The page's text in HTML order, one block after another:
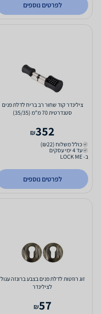
לפרטים נוספים
צילינדר קוד שחור רב בריח לדלת פנים
סטנדרטית 70 מ"מ (35/35)
352
₪
כולל משלוח (₪22)
עד 4 ימי עסקים
ב- LOCK ME
לפרטים נוספים
זוג רוזטות לדלת פנים בצבע ברונזה עגול
לצילינדר
57
₪